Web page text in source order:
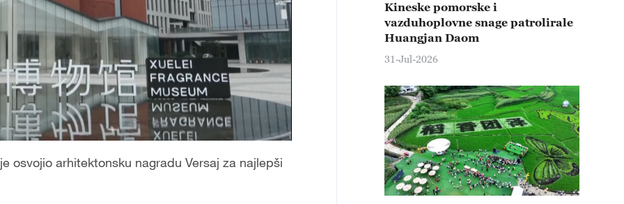
osvojio arhitektonsku nagradu Versaj za najlepši
Kineske pomorske i
vazduhoplovne snage patrolirale
Huangjan Daom
31-Jul-2026